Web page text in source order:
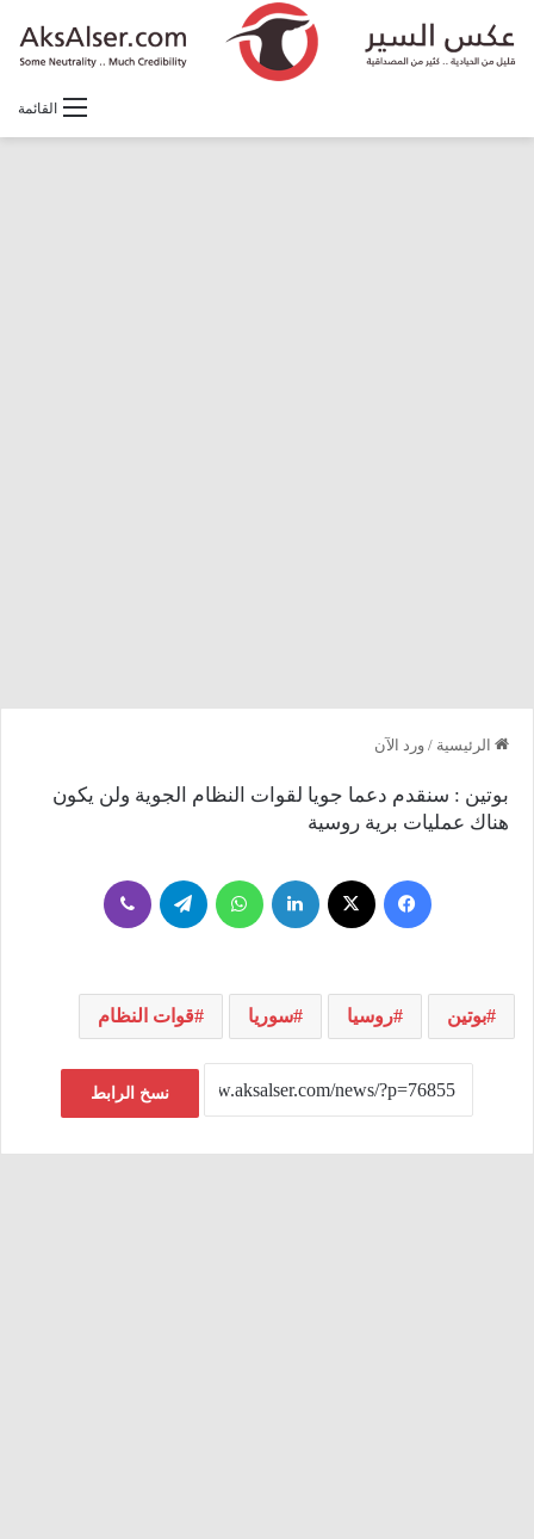
القائمة
الرئيسية / ورد الآن
بوتين : سنقدم دعما جويا لقوات النظام الجوية ولن يكون
هناك عمليات برية روسية
فيسبوك لينكدإن واتساب تيلقرام
بوتين روسيا سوريا قوات النظام
نسخ الرابط